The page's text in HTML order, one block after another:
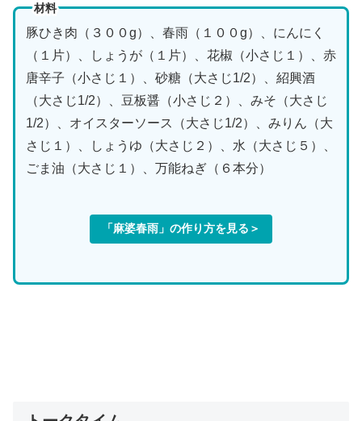
材料
豚ひき肉（３００g）、春雨（１００g）、にんにく
（１片）、しょうが（１片）、花椒（小さじ１）、赤
唐辛子（小さじ１）、砂糖（大さじ1/2）、紹興酒
（大さじ1/2）、豆板醤（小さじ２）、みそ（大さじ
1/2）、オイスターソース（大さじ1/2）、みりん（大
さじ１）、しょうゆ（大さじ２）、水（大さじ５）、
ごま油（大さじ１）、万能ねぎ（６本分）
「麻婆春雨 」の作り方を見る＞